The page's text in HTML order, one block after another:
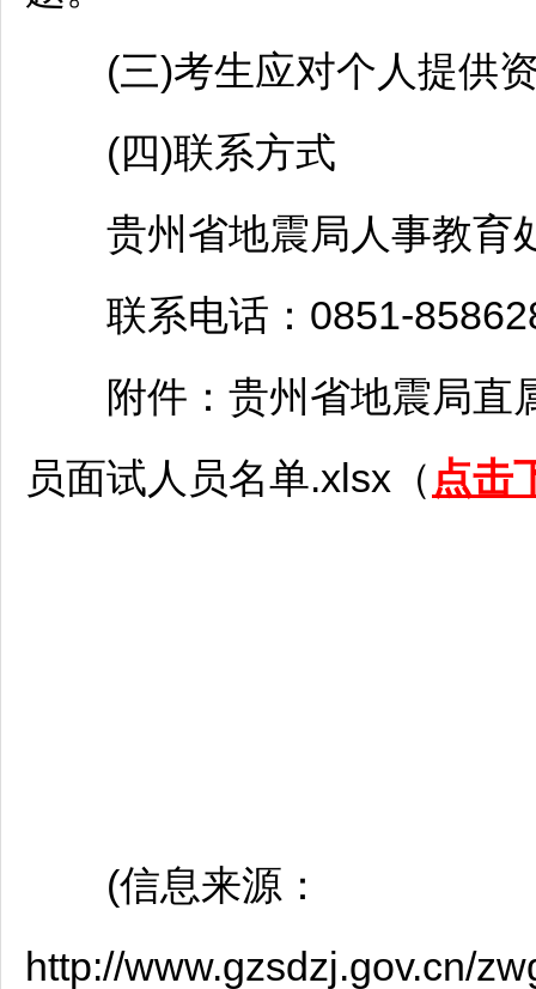
(三)考生应对个人提供资
(四)联系方式
贵州省地震局人事教育
联系电话：0851-
附件：贵州省地震局直
员面试人员名单.xlsx（ 点击
(信息来源：
http://www.gzsdzj.gov.cn/